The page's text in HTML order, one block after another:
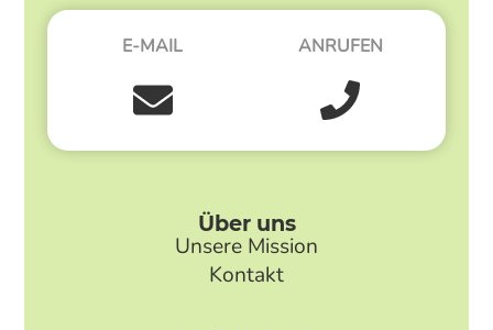
E-MAIL ANRUFEN
Über uns
Unsere Mission
Kontakt